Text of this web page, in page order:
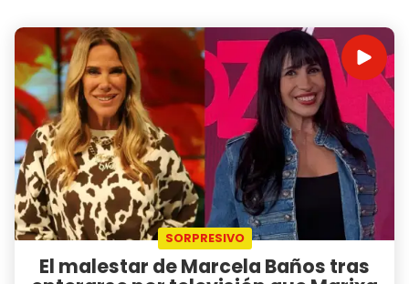
SORPRESIVO
El malestar de Marcela Baños tras